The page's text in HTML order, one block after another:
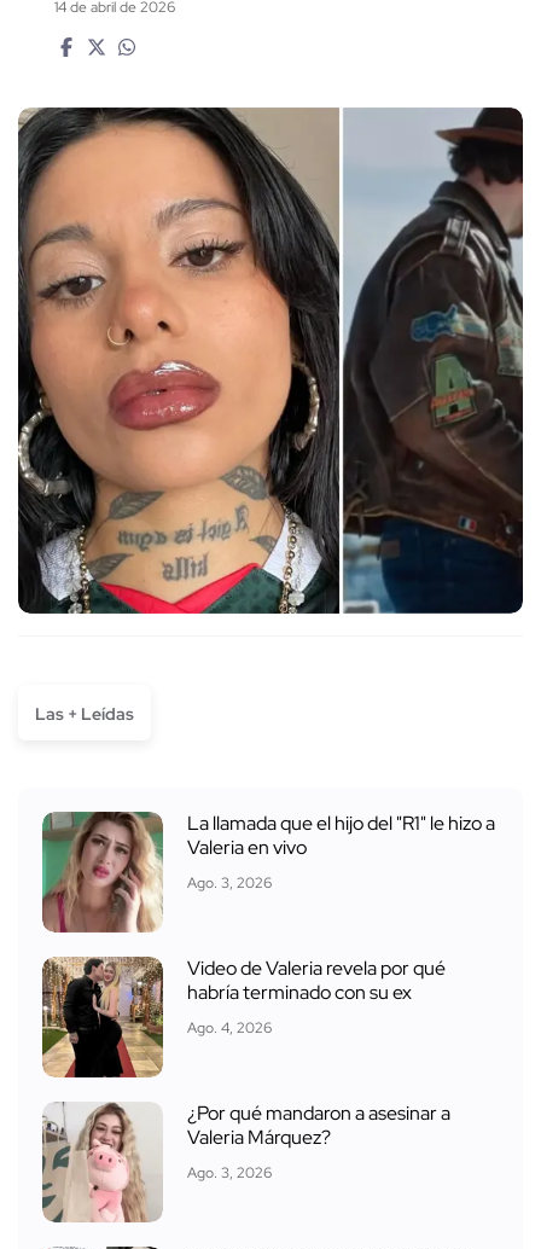
14 de abril de 2026
Las + Leídas
La llamada que el hijo del "R1" le hizo a
Valeria en vivo
Ago. 3, 2026
Video de Valeria revela por qué
habría terminado con su ex
Ago. 4, 2026
¿Por qué mandaron a asesinar a
Valeria Márquez?
Ago. 3, 2026